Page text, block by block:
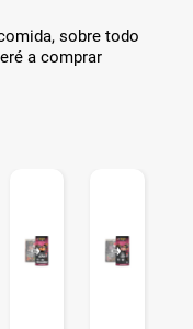
sobre todo
a comprar